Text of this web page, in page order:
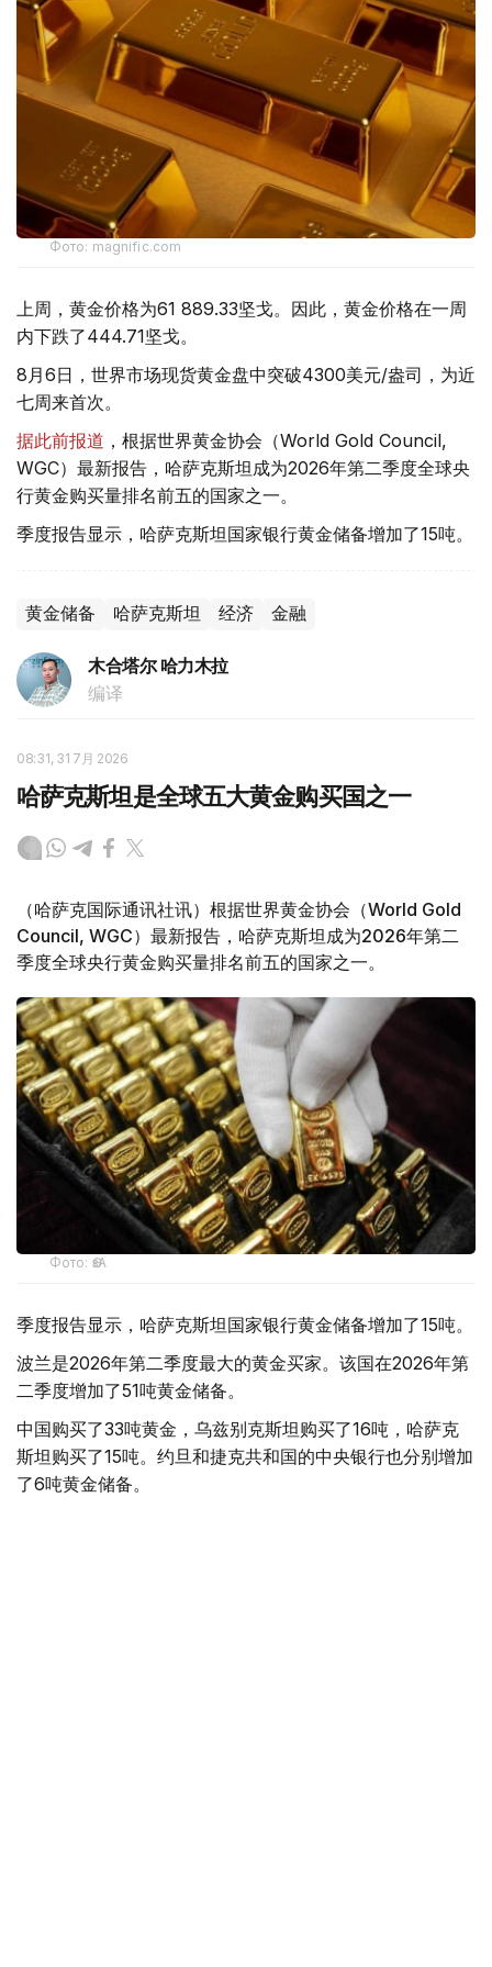
Фото: magnific.com
上周，黄金价格为61 889.33坚戈。因此，黄金价格在一周
内下跌了444.71坚戈。
8月6日，世界市场现货黄金盘中突破4300美元/盎司，为近
七周来首次。
据此前报道 ，根据世界黄金协会（World Gold Council,
WGC）最新报告，哈萨克斯坦成为2026年第二季度全球央
行黄金购买量排名前五的国家之一。
季度报告显示，哈萨克斯坦国家银行黄金储备增加了15吨。
黄金储备 哈萨克斯坦 经济 金融
木合塔尔 哈力木拉
编译
08:31, 31 7月 2026
哈萨克斯坦是全球五大黄金购买国之一
（哈萨克国际通讯社讯）根据世界黄金协会（World Gold
Council, WGC）最新报告，哈萨克斯坦成为2026年第二
季度全球央行黄金购买量排名前五的国家之一。
Фото: ӨзА
季度报告显示，哈萨克斯坦国家银行黄金储备增加了15吨。
波兰是2026年第二季度最大的黄金买家。该国在2026年第
二季度增加了51吨黄金储备。
中国购买了33吨黄金，乌兹别克斯坦购买了16吨，哈萨克
斯坦购买了15吨。约旦和捷克共和国的中央银行也分别增加
了6吨黄金储备。